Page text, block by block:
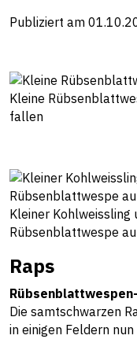
Publiziert am
Kleine
fallen
Kleiner Kohlweissling
Rübsenblattwespe
Raps
Die samtschwarzen
in einigen Feldern